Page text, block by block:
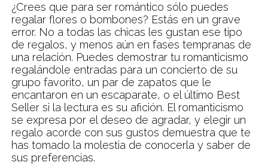
¿Crees que para ser romántico sólo puedes
regalar flores o bombones? Estás en un grave
error. No a todas las chicas les gustan ese tipo
de regalos, y menos aún en fases tempranas de
una relación. Puedes demostrar tu romanticismo
regalándole entradas para un concierto de su
grupo favorito, un par de zapatos que le
encantaron en un escaparate, o el último Best
Seller si la lectura es su afición. El romanticismo
se expresa por el deseo de agradar, y elegir un
regalo acorde con sus gustos demuestra que te
has tomado la molestia de conocerla y saber de
sus preferencias.